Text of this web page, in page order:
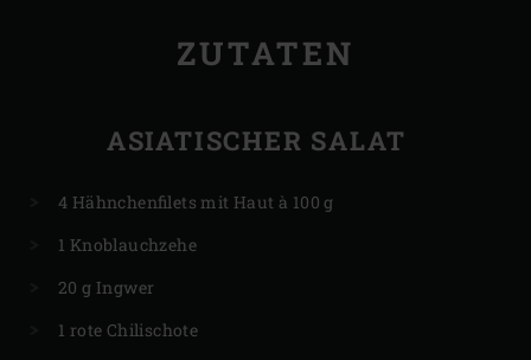
ZUTATEN
ASIATISCHER SALAT
4 Hähnchenfilets mit Haut à 100 g
1 Knoblauchzehe
20 g Ingwer
1 rote Chilischote